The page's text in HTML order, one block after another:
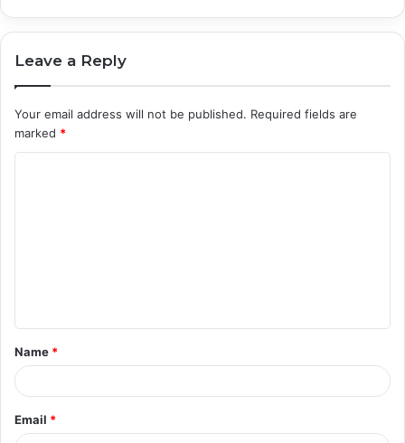
Leave a Reply
Your email address will not be published. Required fields are
marked *
t
*
Name *
Email *